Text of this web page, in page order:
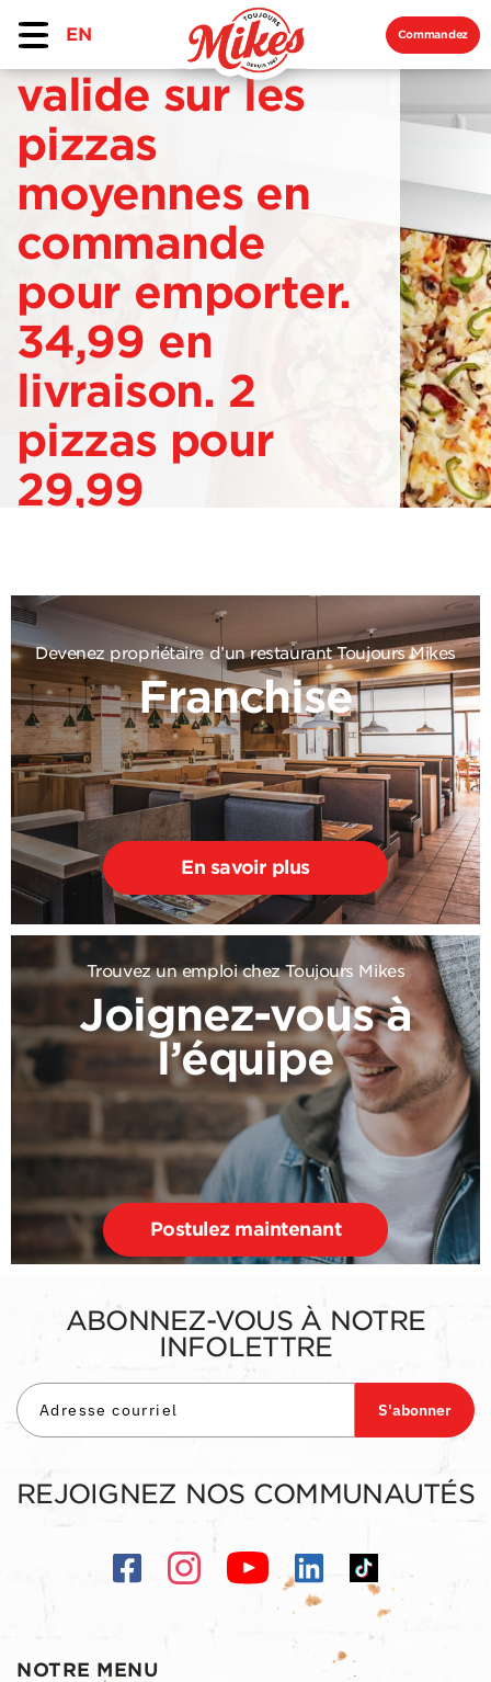
EN Commandez
valide sur les
pizzas
moyennes en
commande
pour emporter.
34,99 en
livraison. 2
pizzas pour
29,99
Devenez propriétaire d’un restaurant Toujours Mikes
Franchise
En savoir plus
Trouvez un emploi chez Toujours Mikes
Joignez-vous à
l’équipe
Postulez maintenant
NOTRE MENU
ABONNEZ-VOUS À NOTRE
INFOLETTRE
S'abonner
REJOIGNEZ NOS COMMUNAUTÉS